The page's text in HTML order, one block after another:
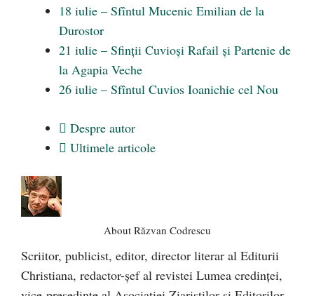
18 iulie – Sfîntul Mucenic Emilian de la
Durostor
21 iulie – Sfinții Cuvioși Rafail și Partenie de
la Agapia Veche
26 iulie – Sfîntul Cuvios Ioanichie cel Nou
Despre autor
Ultimele articole
About Răzvan Codrescu
Scriitor, publicist, editor, director literar al Editurii
Christiana, redactor-şef al revistei Lumea credinţei,